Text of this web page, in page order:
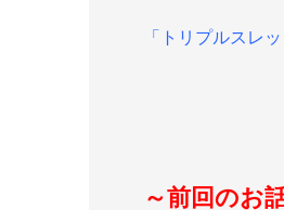
「トリプルスレッ
～前回のお